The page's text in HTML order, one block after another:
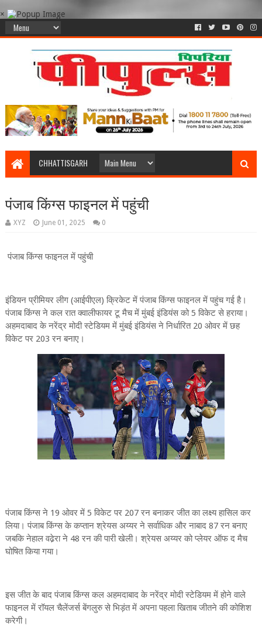
×
CHHATTISGARH
पंजाब किंग्स फाइनल में पहुंची
XYZ June 01, 2025 0
पंजाब किंग्स फाइनल में पहुंची
इंडियन प्रीमियर लीग (आईपीएल) क्रिकेट में पंजाब किंग्स फाइनल में पहुंच गई है।
पंजाब किंग्स ने कल रात क्वालीफायर टू मैच में मुंबई इंडियंस को 5 विकेट से हराया।
अहमदाबाद के नरेंद्र मोदी स्टेडियम में मुंबई इंडियंस ने निर्धारित 20 ओवर में छह
विकेट पर 203 रन बनाए।
पंजाब किंग्स ने 19 ओवर में 5 विकेट पर 207 रन बनाकर जीत का लक्ष्‍य हासिल कर
लिया। पंजाब किंग्स के कप्तान श्रेयस अय्यर ने सर्वाधिक और नाबाद 87 रन बनाए
जबकि नेहाल वढे़रा ने 48 रन की पारी खेली। श्रेयस अय्यर को प्लेयर ऑफ द मैच
घोषित किया गया।
इस जीत के बाद पंजाब किंग्स कल अहमदाबाद के नरेंद्र मोदी स्टेडियम में होने वाले
फाइनल में रॉयल चैलेंजर्स बेंगलुरु से भिड़ंत में अपना पहला खिताब जीतने की कोशिश
करेगी।